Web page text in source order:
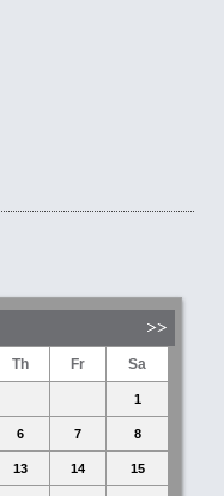
Th Fr Sa
1
6 7 8
13 14 15